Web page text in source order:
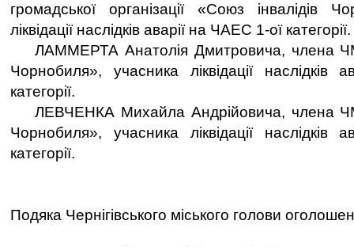
громадської організації «Союз інвалідів
ліквідації наслідків аварії на ЧАЕС 1-ої категорії.
ЛАММЕРТА Анатолія Дмитровича, члена
Чорнобиля», учасника ліквідації
категорії.
ЛЕВЧЕНКА Михайла Андрійовича, члена
Чорнобиля», учасника ліквідації
категорії.
Подяка Чернігівського міського голови